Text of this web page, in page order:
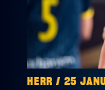
HERR / 25